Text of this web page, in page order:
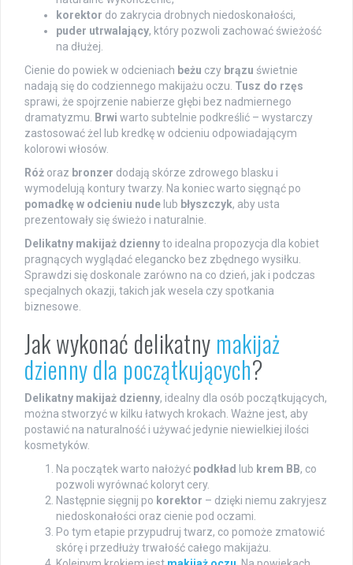
korektor do zakrycia drobnych niedoskonałości,
puder utrwalający, który pozwoli zachować świeżość
na dłużej.
Cienie do powiek w odcieniach beżu czy brązu świetnie
nadają się do codziennego makijażu oczu. Tusz do rzęs
sprawi, że spojrzenie nabierze głębi bez nadmiernego
dramatyzmu.
Brwi warto subtelnie podkreślić – wystarczy
zastosować żel lub kredkę w odcieniu odpowiadającym
kolorowi włosów.
Róż oraz bronzer dodają skórze zdrowego blasku i
wymodelują kontury twarzy. Na koniec warto sięgnąć po
pomadkę w odcieniu nude lub błyszczyk, aby usta
prezentowały się świeżo i naturalnie.
Delikatny makijaż dziennyto idealna propozycja dla kobiet
pragnących wyglądać elegancko bez zbędnego wysiłku.
Sprawdzi się doskonale zarówno na co dzień, jak i podczas
specjalnych okazji, takich jak wesela czy spotkania
biznesowe.
Jak wykonać delikatny makijaż
dzienny dla początkujących?
Delikatny makijaż dzienny, idealny dla osób początkujących,
można stworzyć w kilku łatwych krokach. Ważne jest, aby
postawić na naturalność i używać jedynie niewielkiej ilości
kosmetyków.
Na początek warto nałożyć podkład lub krem BB, co
pozwoli wyrównać koloryt cery.
Następnie sięgnij po korektor – dzięki niemu zakryjesz
niedoskonałości oraz cienie pod oczami.
Po tym etapie przypudruj twarz, co pomoże zmatowić
skórę i przedłuży trwałość całego makijażu.